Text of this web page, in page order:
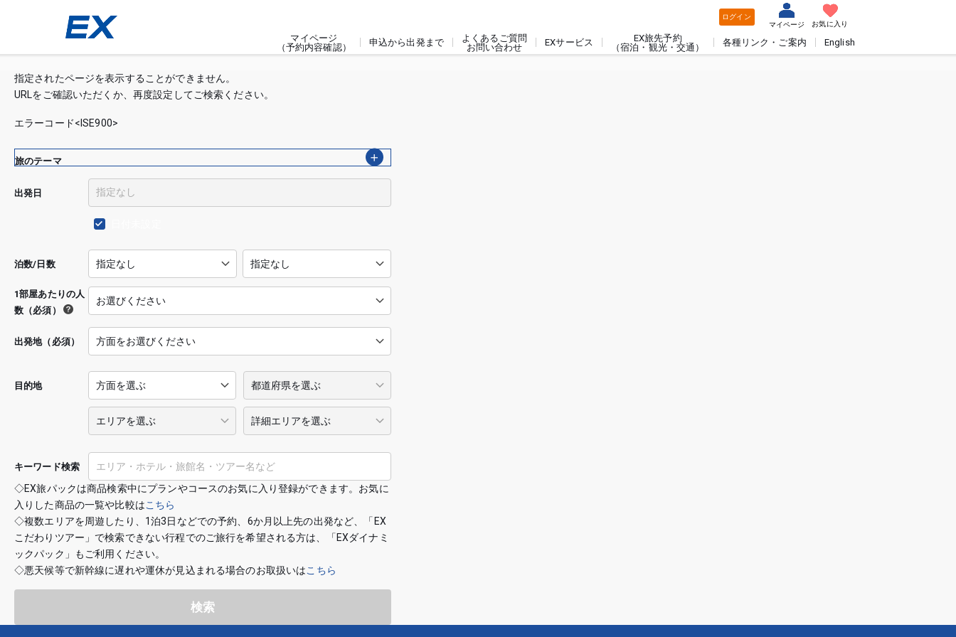
ログイン
マイページ
お気に入り
マイページ
（予約内容確認）
申込から出発まで
よくあるご質問
お問い合わせ
EXサービス
EX旅先予約
（宿泊・観光・交通）
各種リンク・ご案内 English
指定されたページを表示することができません。
URLをご確認いただくか、再度設定してご検索ください。
エラーコード<ISE900>
出発地（必須）
出発日
泊数/日数
1部屋あたりの人
数（必須）
目的地
キーワード検索
旅のテーマ
◇EX旅パックは商品検索中にプランやコースのお気に入り登録ができます。お気に
入りした商品の一覧や比較はこちら
◇複数エリアを周遊したり、1泊3日などでの予約、6か月以上先の出発など、「EX
こだわりツアー」で検索できない行程でのご旅行を希望される方は、「EXダイナミ
ックパック」もご利用ください。
◇悪天候等で新幹線に遅れや運休が見込まれる場合のお取扱いはこちら
検索